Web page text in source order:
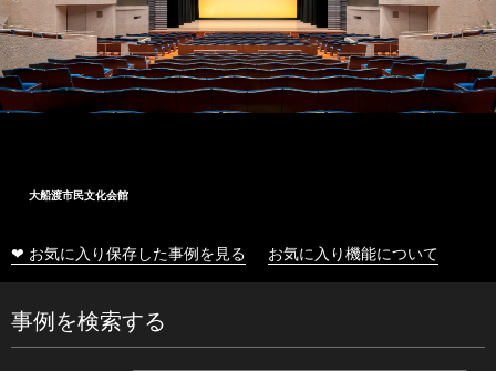
大船渡市民文化会館
❤ お気に入り保存した事例を見る お気に入り機能について
事例を検索する